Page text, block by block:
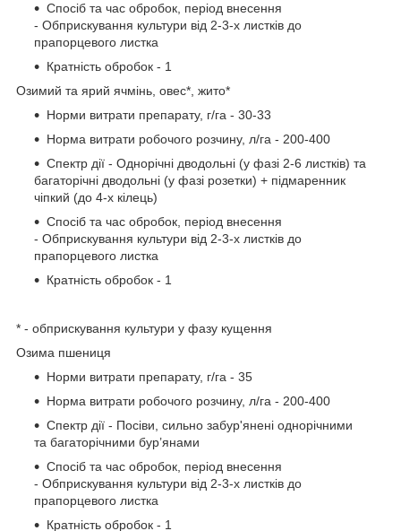
Спосіб та час обробок, період внесення
- Обприскування культури від 2-3-х листків до
прапорцевого листка
Кратність обробок - 1
Озимий та ярий ячмінь, овес*, жито*
Норми витрати препарату, г/га - 30-33
Норма витрати робочого розчину, л/га - 200-400
Спектр дії - Однорічні дводольні (у фазі 2-6 листків) та
багаторічні дводольні (у фазі розетки) + підмаренник
чіпкий (до 4-х кілець)
Спосіб та час обробок, період внесення
- Обприскування культури від 2-3-х листків до
прапорцевого листка
Кратність обробок - 1
* - обприскування культури у фазу кущення
Озима пшениця
Норми витрати препарату, г/га - 35
Норма витрати робочого розчину, л/га - 200-400
Спектр дії - Посіви, сильно забур'янені однорічними
та багаторічними бур’янами
Спосіб та час обробок, період внесення
- Обприскування культури від 2-3-х листків до
прапорцевого листка
Кратність обробок - 1